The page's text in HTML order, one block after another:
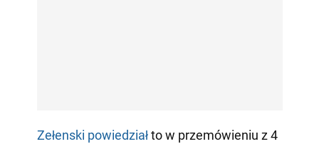
Zełenski powiedziałto w przemówieniu z 4